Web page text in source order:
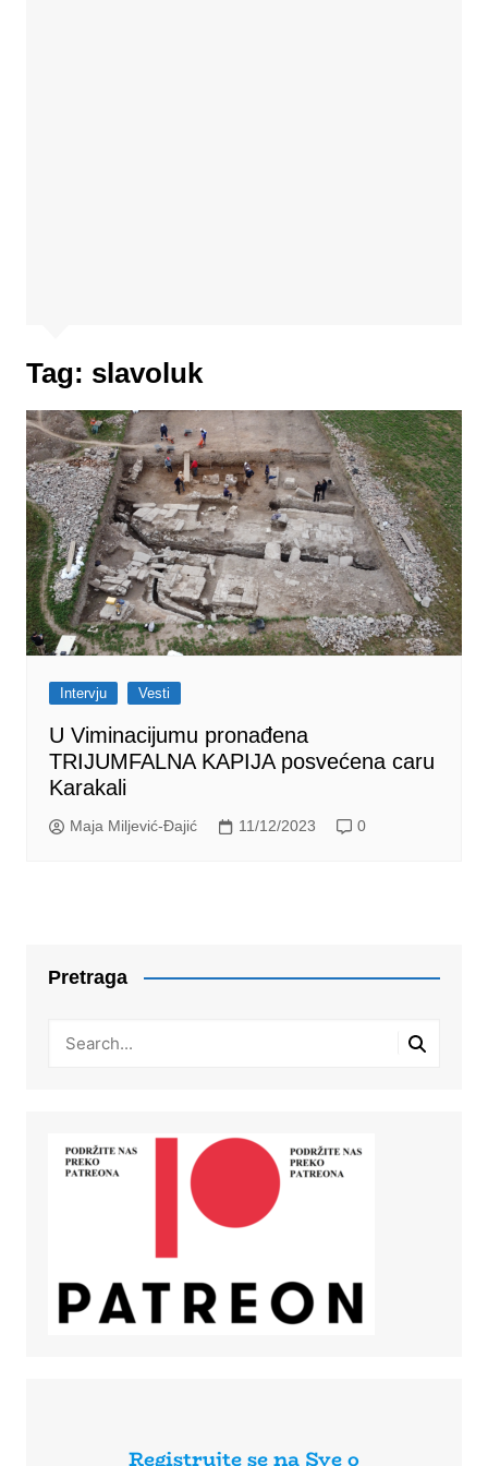
Tag: slavoluk
Intervju Vesti
U Viminacijumu pronađena
TRIJUMFALNA KAPIJA posvećena caru
Karakali
Maja Miljević-Đajić 11/12/2023 0
Pretraga
Registrujte se na Sve o